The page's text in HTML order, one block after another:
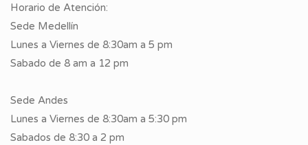
Horario de Atención:
Sede Medellín
Lunes a Viernes de 8:30am a 5 pm
Sabado de 8 am a 12 pm
Sede Andes
Lunes a Viernes de 8:30am a 5:30 pm
Sabados de 8:30 a 2 pm